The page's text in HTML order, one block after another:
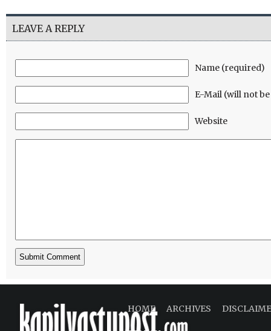
LEAVE A REPLY
Name (required)
E-Mail (will not
Website
HOME ARCHIVES